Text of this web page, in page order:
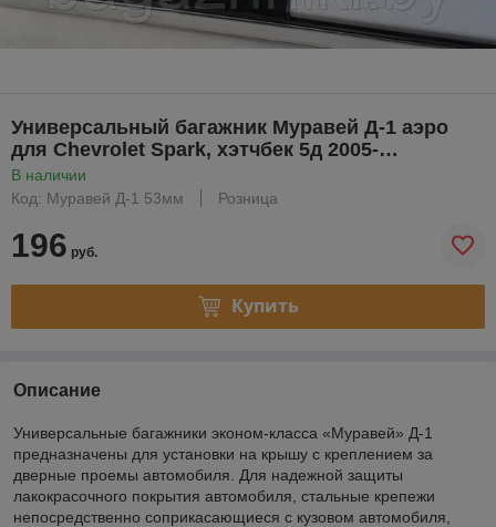
Универсальный багажник Муравей Д-1 аэро
для Chevrolet Spark, хэтчбек 5д 2005-…
В наличии
Код: Муравей Д-1 53мм
Розница
196 руб.
Купить
Описание
Универсальные багажники эконом-класса «Муравей» Д-1
предназначены для установки на крышу с креплением за
дверные проемы автомобиля. Для надежной защиты
лакокрасочного покрытия автомобиля, стальные крепежи
непосредственно соприкасающиеся с кузовом автомобиля,